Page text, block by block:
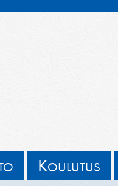
KOULUTUS